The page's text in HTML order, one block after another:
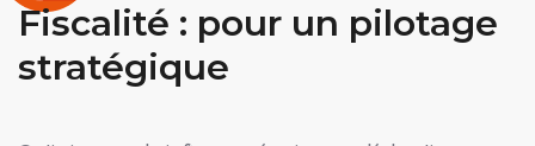
Fiscalité : pour un pilotage
stratégique